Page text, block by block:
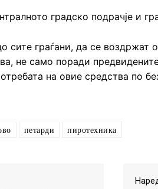
градско подрачје и
сите граѓани, да се воздржат
не само поради
на овие средства по
петарди пиротехника